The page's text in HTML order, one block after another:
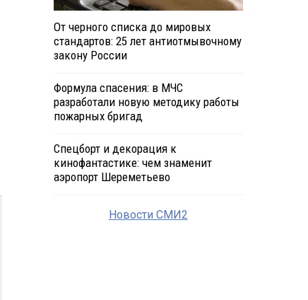
От черного списка до мировых
стандартов: 25 лет антиотмывочному
закону России
Формула спасения: в МЧС
разработали новую методику работы
пожарных бригад
Спецборт и декорация к
кинофантастике: чем знаменит
аэропорт Шереметьево
Новости СМИ2